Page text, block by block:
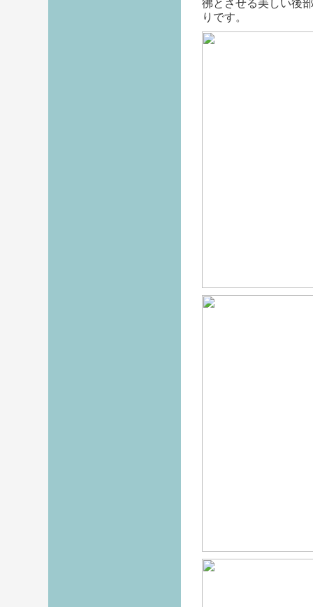
彿とさせる美しい後
りです。